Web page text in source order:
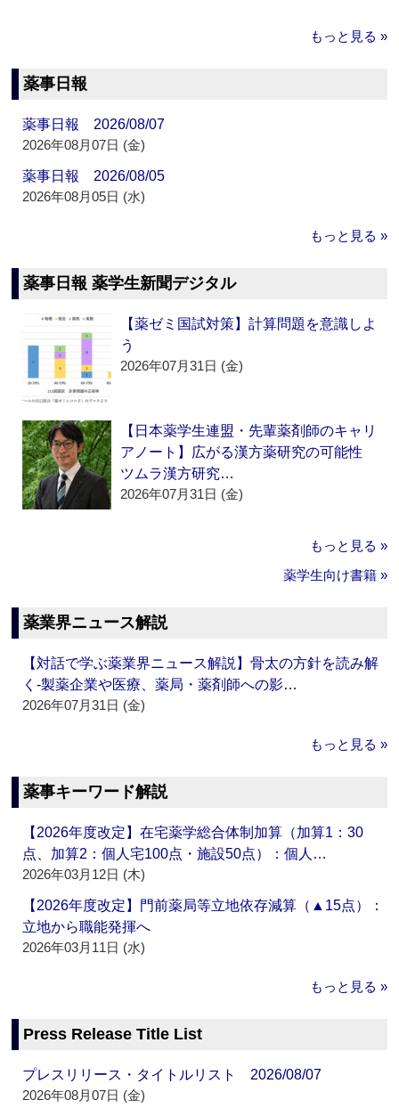
もっと見る »
薬事日報
薬事日報 2026/08/07
2026年08月07日 (金)
薬事日報 2026/08/05
2026年08月05日 (水)
もっと見る »
薬事日報 薬学生新聞デジタル
【薬ゼミ国試対策】計算問題を意識しよ
う
2026年07月31日 (金)
【日本薬学生連盟・先輩薬剤師のキャリ
アノート】広がる漢方薬研究の可能性
ツムラ漢方研究…
2026年07月31日 (金)
もっと見る »
薬学生向け書籍 »
薬業界ニュース解説
【対話で学ぶ薬業界ニュース解説】骨太の方針を読み解
く‐製薬企業や医療、薬局・薬剤師への影…
2026年07月31日 (金)
もっと見る »
薬事キーワード解説
【2026年度改定】在宅薬学総合体制加算（加算1：30
点、加算2：個人宅100点・施設50点）：個人…
2026年03月12日 (木)
【2026年度改定】門前薬局等立地依存減算（▲15点）：
立地から職能発揮へ
2026年03月11日 (水)
もっと見る »
Press Release Title List
プレスリリース・タイトルリスト 2026/08/07
2026年08月07日 (金)